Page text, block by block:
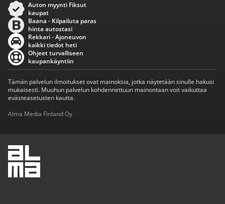
Auton myynti Fiksut
kaupat
Baana - Kilpailuta paras
hinta autostasi
Rekkari - Ajoneuvon
kaikki tiedot heti
Ohjeet turvalliseen
kaupankäyntiin
Tämän palvelun ilmoitukset ovat mainoksia, jotka näytetään sinulle hakusi
mukaisesti. Muuhun palvelun kohdennettuun mainontaan voit vaikuttaa
evästeasetusten kautta.
Alma Media Finland Oy